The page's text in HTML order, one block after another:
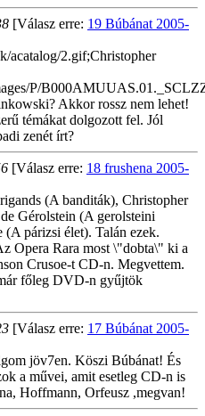
[Válasz erre: 19 Búbánat 2005-
acatalog/2.gif;Christopher
P/
Akkor rossz nem lehet!
témákat dolgozott fel. Jól
zenét írt?
[Válasz erre: 18 frushena 2005-
(A banditák), Christopher
Gérolstein (A gerolsteini
párizsi élet). Talán ezek.
Opera Rara most \"dobta\" ki a
Crusoe-t CD-n. Megvettem.
főleg DVD-n gyűjtök
[Válasz erre: 17 Búbánat 2005-
jöv7en. Köszi Búbánat! És
a művei, amit esetleg CD-n is
Hoffmann, Orfeusz ,megvan!